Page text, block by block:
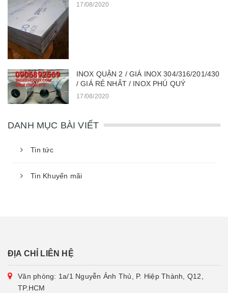
17/08/2020
INOX QUẬN 2 / GIÁ INOX 304/316/201/430
/ GIÁ RẺ NHẤT / INOX PHÚ QUÝ
17/08/2020
DANH MỤC BÀI VIẾT
Tin tức
Tin Khuyến mãi
ĐỊA CHỈ LIÊN HỆ
Văn phòng: 1a/1 Nguyễn Ảnh Thủ, P. Hiệp Thành, Q12,
TP.HCM